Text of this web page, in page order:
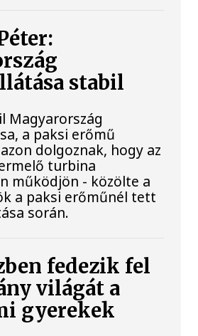
stabil
Magyarország
a paksi erőmű
dolgoznak, hogy az
turbina
működjön - közölte a
a paksi erőműnél tett
során.
fedezik fel
világát a
gyerekek